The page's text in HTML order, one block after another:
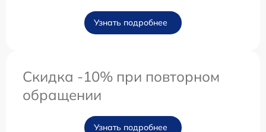
Узнать подробнее
Скидка -10% при повторном
обращении
Узнать подробнее